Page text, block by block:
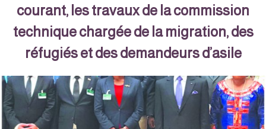
courant, les travaux de la commission
technique chargée de la migration, des
réfugiés et des demandeurs d’asile